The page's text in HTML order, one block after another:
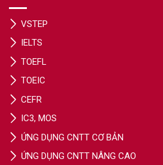
VSTEP
ỨNG DỤNG CNTT CƠ BẢN
ỨNG DỤNG CNTT NÂNG CAO
IC3, MOS
IELTS
TOEFL
TOEIC
CEFR